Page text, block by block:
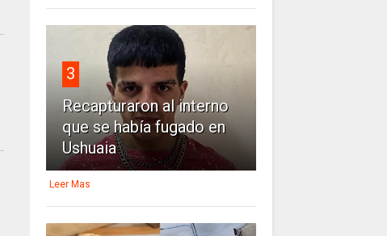
3
Recapturaron al interno
que se había fugado en
Ushuaia
Leer Mas